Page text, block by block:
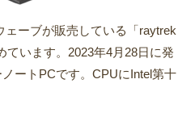
ーブが販売している「raytrek
ています。2023年4月28日に発
ートPCです。CPUにIntel第十